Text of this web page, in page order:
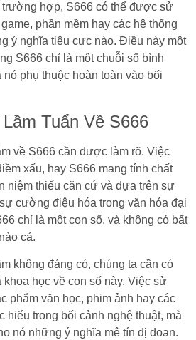
trường hợp, S666 có thể được sử
phần mềm hay các hệ thống
ý nghĩa tiêu cực nào. Điều này một
S666 chỉ là một chuỗi số bình
phụ thuộc hoàn toàn vào bối
Tuẩn Về S666
về S666 cần được làm rõ. Việc
xấu, hay S666 mang tính chất
niệm thiếu căn cứ và dựa trên sự
cường điệu hóa trong văn hóa đại
chỉ là một con số, và không có bất
cả.
không đáng có, chúng ta cần có
học về con số này. Việc sử
phẩm văn học, phim ảnh hay các
hiểu trong bối cảnh nghệ thuật, mà
nó những ý nghĩa mê tín dị đoan.